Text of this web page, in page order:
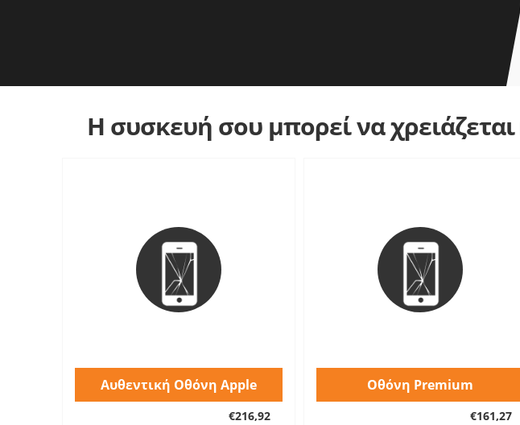
Η συσκευή σου μπορεί να
Αυθεντική Οθόνη Apple
€216,92
Οθόνη Premium
€161,27